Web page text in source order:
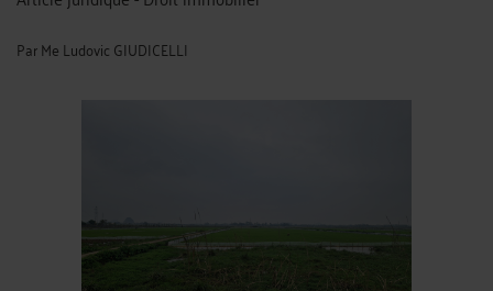
ParMe Ludovic GIUDICELLI